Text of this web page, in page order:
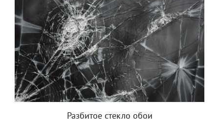
Разбитое стекло обои